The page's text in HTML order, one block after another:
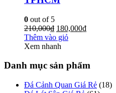
0 out of 5
210,000₫ 180,000₫
Thêm vào giỏ
Xem nhanh
Danh mục sản phẩm
Đá Cảnh Quan Giá Rẻ (18)